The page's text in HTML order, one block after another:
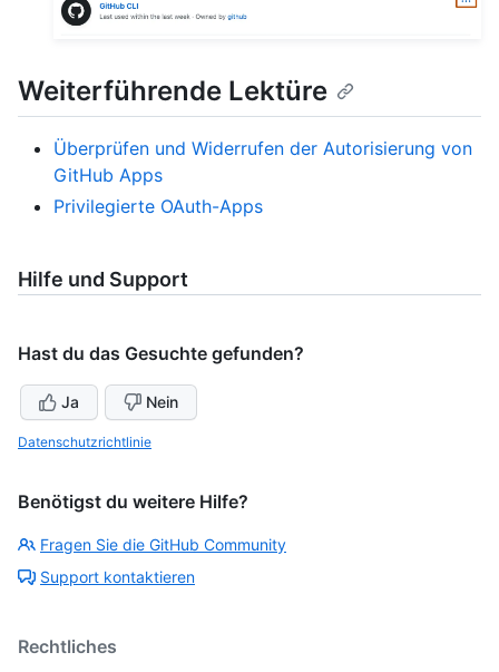
Weiterführende Lektüre
Überprüfen und Widerrufen der Autorisierung von
GitHub Apps
Privilegierte OAuth-Apps
Hilfe und Support
Hast du das Gesuchte gefunden?
Ja Nein
Datenschutzrichtlinie
Benötigst du weitere Hilfe?
Fragen Sie die GitHub Community
Support kontaktieren
Rechtliches